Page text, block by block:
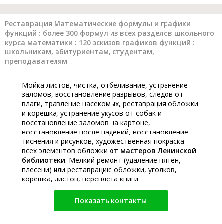
Реставрация Математические формулы и графики
функций : более 300 формул из всех разделов школьного
курса математики : 120 эскизов графиков функций :
школьникам, абитуриентам, студентам,
преподавателям
Мойка листов, чистка, отбеливание, устранение
заломов, восстановление разрывов, следов от
влаги, травление насекомых, реставрация обложки
и корешка, устранение укусов от собак и
восстановление заломов на картоне,
восстановление после падений, восстановление
тиснения и рисунков, художественная покраска
всех элементов обложки от мастеров Ленинской
библиотеки. Мелкий ремонт (удаление пятен,
плесени) или реставрацию обложки, уголков,
корешка, листов, переплета книги
Показать контакты